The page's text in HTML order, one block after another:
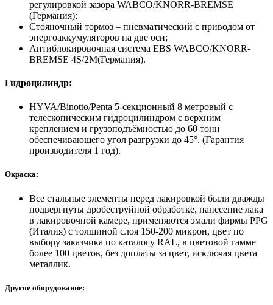
регулировкой зазора WABCO/KNORR-BREMSE
(Германия);
Стояночный тормоз – пневматический с приводом от
энергоаккумуляторов на две оси;
Антиблокировочная система EBS WABCO/KNORR-
BREMSE 4S/2M(Германия).
Гидроцилиндр:
HYVA/Binotto/Penta 5-секционный 8 метровый с
телескопическим гидроцилиндром с верхним
креплением и грузоподъёмностью до 60 тонн
обеспечивающего угол разгрузки до 45°. (Гарантия
производителя 1 год).
Окраска:
Все стальные элементы перед лакировкой были дважды
подвергнуты дробеструйной обработке, нанесение лака
в лакировочной камере, применяются эмали фирмы PPG
(Италия) с толщиной слоя 150-200 микрон, цвет по
выбору заказчика по каталогу RAL, в цветовой гамме
более 100 цветов, без доплаты за цвет, исключая цвета
металлик.
Другое оборудование: